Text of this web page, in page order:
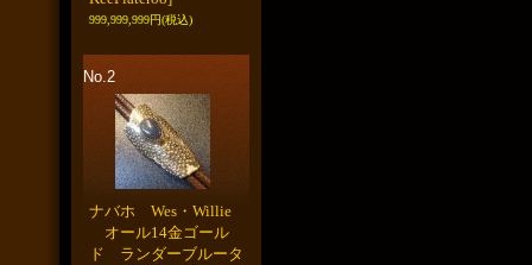
999,999,999円(税込)
No.2
ナバホ Wes・Willie
オール14金ゴール
ド ランダーブルータ